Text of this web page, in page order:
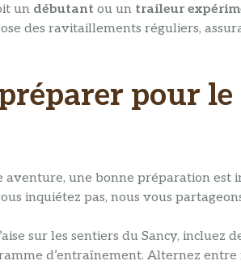
un débutant ou un traileur
des ravitaillements réguliers,
pour
une bonne préparation est
inquiétez pas, nous vous
sur les sentiers du Sancy, incluez
d’entraînement. Alternez entre